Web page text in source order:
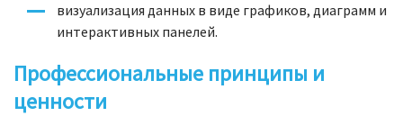
визуализация данных в виде графиков, диаграмм и
интерактивных панелей.
Профессиональные принципы и
ценности